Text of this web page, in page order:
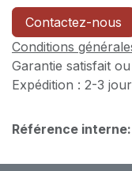
Contactez-nous
Conditions
Garantie satisfait
Expédition : 2-3
Référence interne: